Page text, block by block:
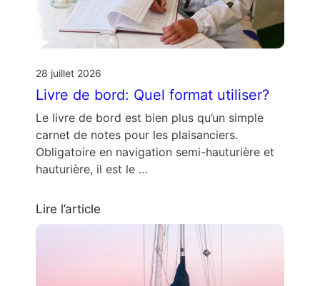
28 juillet 2026
Livre de bord: Quel format utiliser?
Le livre de bord est bien plus qu’un simple
carnet de notes pour les plaisanciers.
Obligatoire en navigation semi-hauturière et
hauturière, il est le …
Lire l’article